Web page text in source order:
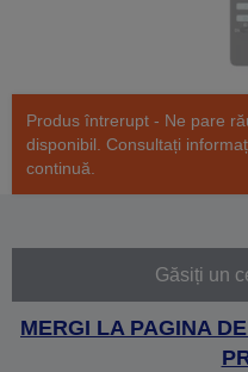
Produs întrerupt - Ne pare
disponibil. Consultați
continuă.
Găsiți un
MERGI LA PAGINA